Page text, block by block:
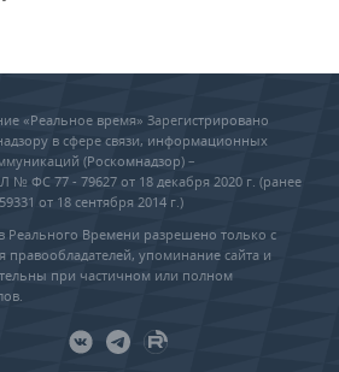
«Реальное время» Зарегистрировано
в сфере связи, информационных
(Роскомнадзор) –
№ ФС 77 - 79627 от 18 декабря 2020 г. (ранее
от 18 сентября 2014 г.)
Реального Времени разрешено только с
правообладателей, упоминание сайта и
при частичном или полном